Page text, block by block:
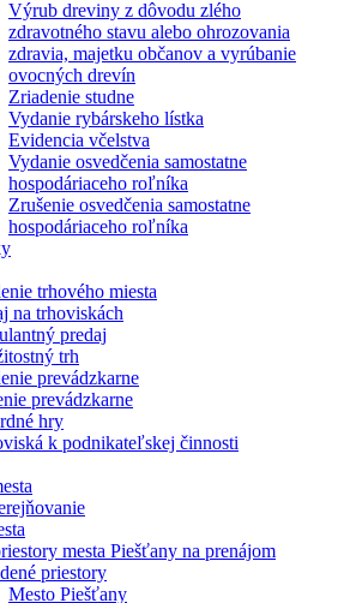
Výrub dreviny z dôvodu zlého
zdravotného stavu alebo ohrozovania
zdravia, majetku občanov a vyrúbanie
ovocných drevín
Zriadenie studne
Vydanie rybárskeho lístka
Evidencia včelstva
Vydanie osvedčenia samostatne
hospodáriaceho roľníka
Zrušenie osvedčenia samostatne
hospodáriaceho roľníka
trhového miesta
na trhoviskách
predaj
trh
prevádzkarne
prevádzkarne
hry
k podnikateľskej činnosti
mesta Piešťany na prenájom
priestory
Mesto Piešťany